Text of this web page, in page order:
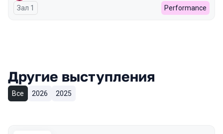
Зал 1 Performance
Другие выступления
Все 2026 2025